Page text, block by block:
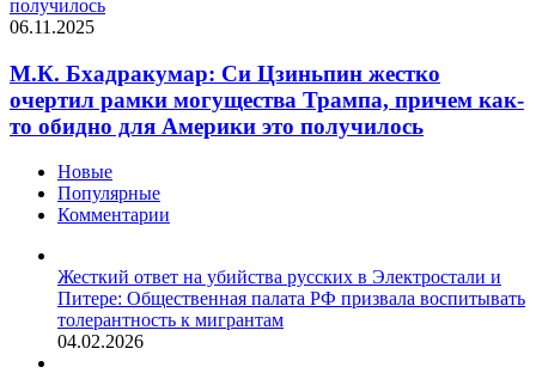
получилось
06.11.2025
М.К. Бхадракумар: Си Цзиньпин жестко
очертил рамки могущества Трампа, причем как-
то обидно для Америки это получилось
Новые
Популярные
Комментарии
Жесткий ответ на убийства русских в Электростали и
Питере: Общественная палата РФ призвала воспитывать
толерантность к мигрантам
04.02.2026